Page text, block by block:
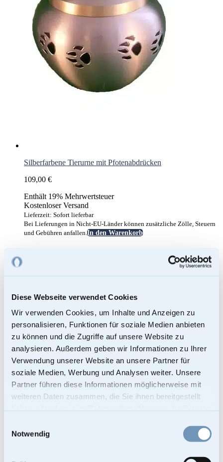
Diese Webseite verwendet Cookies
Wir verwenden Cookies, um Inhalte und Anzeigen zu
personalisieren, Funktionen für soziale Medien anbieten
zu können und die Zugriffe auf unsere Website zu
analysieren. Außerdem geben wir Informationen zu Ihrer
Verwendung unserer Website an unsere Partner für
soziale Medien, Werbung und Analysen weiter. Unsere
Partner führen diese Informationen möglicherweise mit
weiteren Daten zusammen, die Sie ihnen bereitgestellt
Notwendig
Silberfarbene Tierurne mit Pfotenabdrücken
109,00 €
Enthält 19% Mehrwertsteuer
Kostenloser Versand
Lieferzeit: Sofort lieferbar
Bei Lieferungen in Nicht-EU-Länder können zusätzliche Zölle, Steuern
und Gebühren anfallen.In den Warenkorb